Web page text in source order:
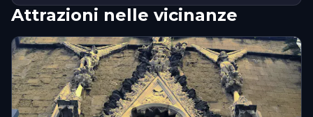
Attrazioni nelle vicinanze